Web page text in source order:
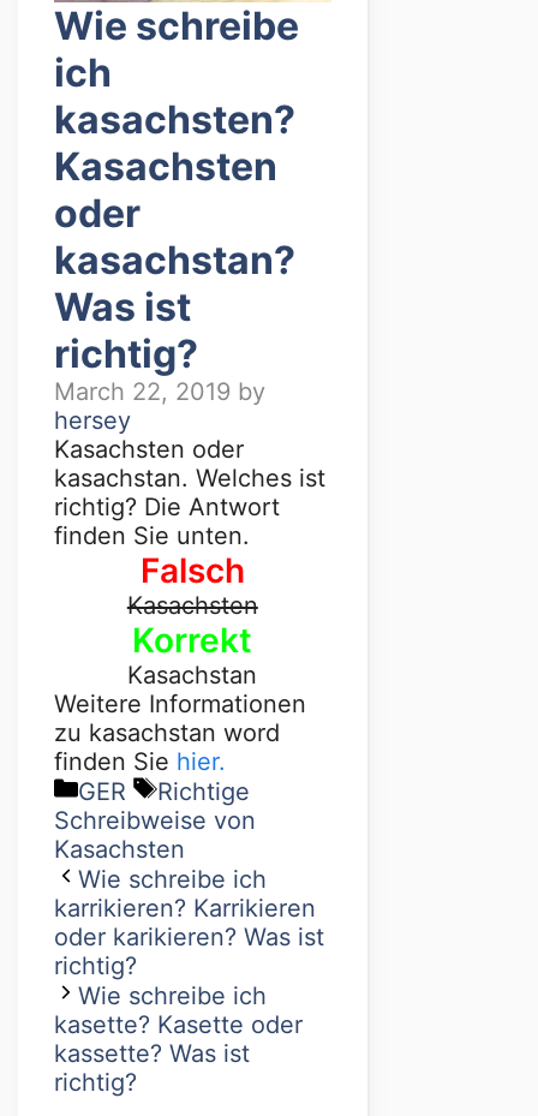
Wie schreibe
ich
kasachsten?
Kasachsten
oder
kasachstan?
Was ist
richtig?
March 22, 2019 by
hersey
Kasachsten oder
kasachstan. Welches ist
richtig? Die Antwort
finden Sie unten.
Falsch
Kasachsten
Korrekt
Kasachstan
Weitere Informationen
zu kasachstan word
finden Sie hier.
GER
Richtige
Schreibweise von
Kasachsten
Wie schreibe ich
karrikieren? Karrikieren
oder karikieren? Was ist
richtig?
Wie schreibe ich
kasette? Kasette oder
kassette? Was ist
richtig?